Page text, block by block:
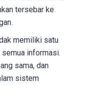
tersebar ke
memiliki satu
informasi.
sama, dan
sistem